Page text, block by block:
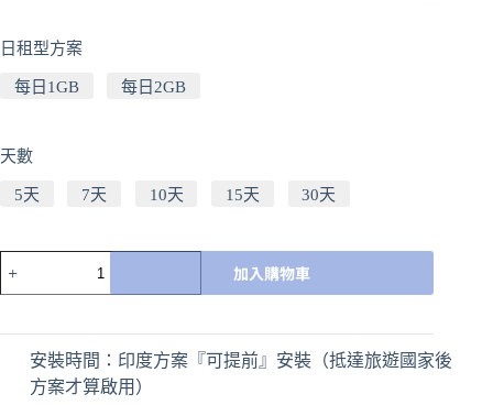
日租型方案
每日1GB 每日2GB
天數
5天 7天 10天 15天 30天
加入購物車
安裝時間：印度方案『可提前』安裝（抵達旅遊國家後
方案才算啟用）